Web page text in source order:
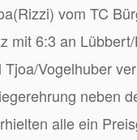
vom TC
mit 6:3 an
Vogelhuber
neben
alle ein